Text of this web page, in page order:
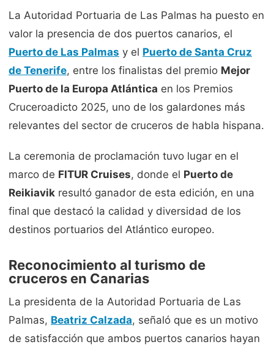
La Autoridad Portuaria de Las Palmas ha puesto en
valor la presencia de dos puertos canarios, el
Puerto de Las Palmas y el Puerto de Santa Cruz
de Tenerife, entre los finalistas del premio Mejor
Puerto de la Europa Atlántica en los Premios
Cruceroadicto 2025, uno de los galardones más
relevantes del sector de cruceros de habla hispana.
La ceremonia de proclamación tuvo lugar en el
marco de FITUR Cruises, donde el Puerto de
Reikiavik resultó ganador de esta edición, en una
final que destacó la calidad y diversidad de los
destinos portuarios del Atlántico europeo.
Reconocimiento al turismo de
cruceros en Canarias
La presidenta de la Autoridad Portuaria de Las
Palmas, Beatriz Calzada, señaló que es un motivo
de satisfacción que ambos puertos canarios hayan